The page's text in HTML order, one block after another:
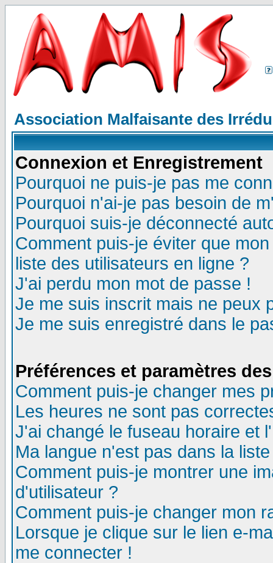
Association Malfaisante des
Connexion et Enregistrement
Pourquoi ne puis-je pas me
Pourquoi n'ai-je pas besoin de
Pourquoi suis-je déconnecté
Comment puis-je éviter que
liste des utilisateurs en ligne ?
J'ai perdu mon mot de passe !
Je me suis inscrit mais ne peux
Je me suis enregistré dans le
Préférences et paramètres
Comment puis-je changer mes
Les heures ne sont pas
J'ai changé le fuseau horaire et
Ma langue n'est pas dans la
Comment puis-je montrer une
d'utilisateur ?
Comment puis-je changer mon
Lorsque je clique sur le lien e-
me connecter !